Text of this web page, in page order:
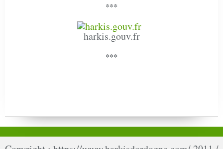
***
harkis.gouv.fr
***